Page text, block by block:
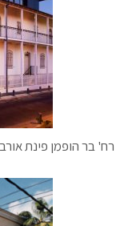
רח' בר הופמן פינת